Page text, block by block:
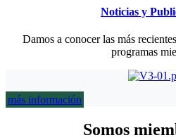
Noticias y
Damos a conocer las más
programas
más información
Somos